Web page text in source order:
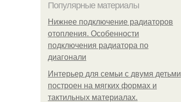
Популярные материалы
Нижнее подключение радиаторов
отопления. Особенности
подключения радиатора по
диагонали
Интерьер для семьи с двумя детьми
построен на мягких формах и
тактильных материалах.